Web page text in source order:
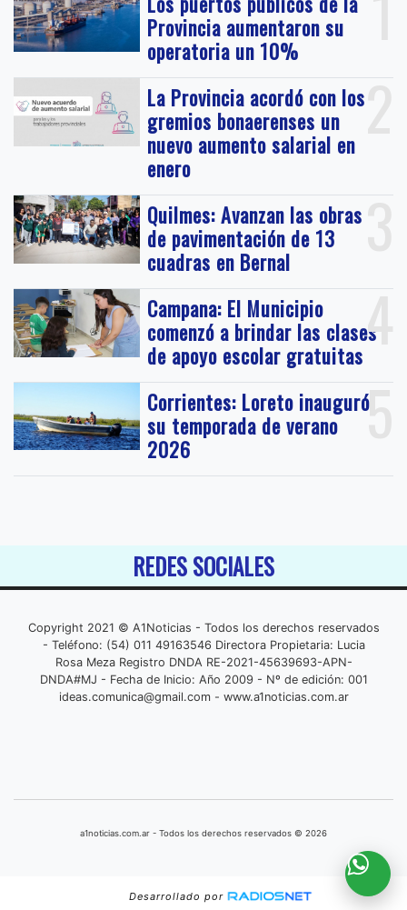
Provincia aumentaron su
operatoria un 10%
2
La Provincia acordó con los
gremios bonaerenses un
nuevo aumento salarial en
enero
3
Quilmes: Avanzan las obras
de pavimentación de 13
cuadras en Bernal
4
Campana: El Municipio
comenzó a brindar las clases
de apoyo escolar gratuitas
5
Corrientes: Loreto inauguró
su temporada de verano
2026
REDES SOCIALES
Copyright 2021 © A1Noticias - Todos los derechos reservados
- Teléfono: (54) 011 49163546 Directora Propietaria: Lucia
Rosa Meza Registro DNDA RE-2021-45639693-APN-
DNDA#MJ - Fecha de Inicio: Año 2009 - Nº de edición: 001
ideas.comunica@gmail.com- www.a1noticias.com.ar
a1noticias.com.ar - Todos los derechos reservados © 2026
Desarrollado por